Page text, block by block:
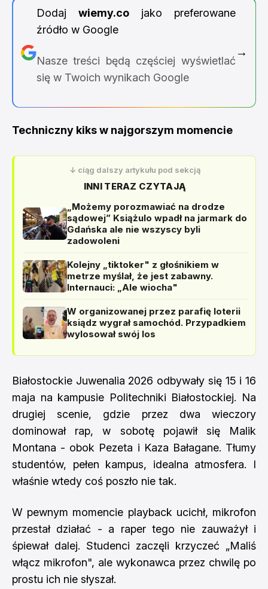
Dodaj wiemy.cojako preferowane
źródło w Google
Nasze treści będą częściej wyświetlać
się w Twoich wynikach Google
→
Techniczny kiks w najgorszym momencie
↓ ciąg dalszy artykułu pod sekcją
INNI TERAZ CZYTAJĄ
„Możemy porozmawiać na drodze
sądowej” Książulo wpadł na jarmark do
Gdańska ale nie wszyscy byli
zadowoleni
Kolejny „tiktoker" z głośnikiem w
metrze myślał, że jest zabawny.
Internauci: „Ale wiocha"
W organizowanej przez parafię loterii
ksiądz wygrał samochód. Przypadkiem
wylosował swój los
Białostockie Juwenalia 2026 odbywały się 15 i 16
maja na kampusie Politechniki Białostockiej. Na
drugiej scenie, gdzie przez dwa wieczory
dominował rap, w sobotę pojawił się Malik
Montana - obok Pezeta i Kaza Bałagane. Tłumy
studentów, pełen kampus, idealna atmosfera. I
właśnie wtedy coś poszło nie tak.
W pewnym momencie playback ucichł, mikrofon
przestał działać - a raper tego nie zauważył i
śpiewał dalej. Studenci zaczęli krzyczeć „Maliś
włącz mikrofon", ale wykonawca przez chwilę po
prostu ich nie słyszał.